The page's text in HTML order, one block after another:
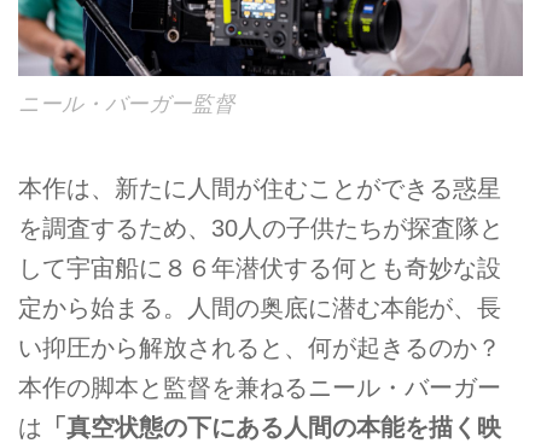
ニール・バーガー監督
本作は、新たに人間が住むことができる惑星
を調査するため、30人の子供たちが探査隊と
して宇宙船に８６年潜伏する何とも奇妙な設
定から始まる。人間の奥底に潜む本能が、長
い抑圧から解放されると、何が起きるのか？
本作の脚本と監督を兼ねるニール・バーガー
は 「真空状態の下にある人間の本能を描く映